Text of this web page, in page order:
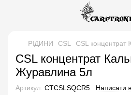
РІДИНИ CSL CSL
CSL концентрат
Журавлина 5л
Артикул: CTCSLSQCR5 Написати